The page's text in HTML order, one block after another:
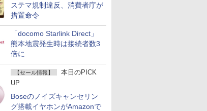
ステマ規制違反、消費者庁が
措置命令
「docomo Starlink Direct」
熊本地震発生時は接続者数3
倍に
【セール情報】
本日のPICK
UP
Boseのノイズキャンセリン
グ搭載イヤホンがAmazonで